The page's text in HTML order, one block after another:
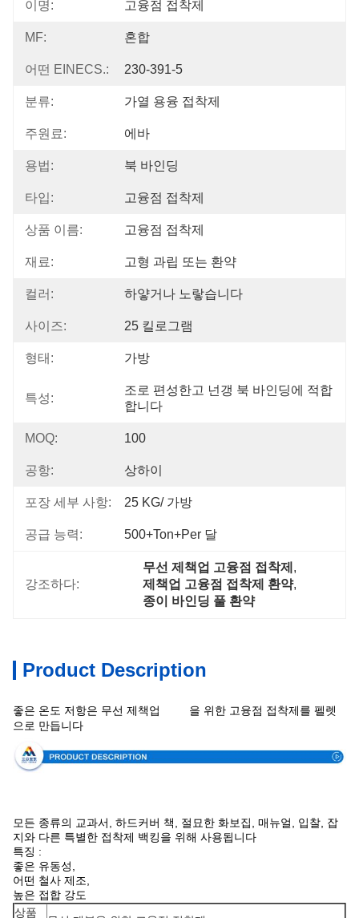
이명: 고융점 접착제
MF: 혼합
어떤 EINECS.: 230-391-5
분류: 가열 용융 접착제
주원료: 에바
용법: 북 바인딩
타입: 고융점 접착제
상품 이름: 고융점 접착제
재료: 고형 과립 또는 환약
컬러: 하얗거나 노랗습니다
사이즈: 25 킬로그램
형태: 가방
특성:
조로 편성한고 넌갱 북 바인딩에 적합
합니다
MOQ: 100
공항: 상하이
포장 세부 사항: 25 KG/ 가방
공급 능력: 500+Ton+per 달
강조하다:
무선 제책업 고융점 접착제 ,
제책업 고융점 접착제 환약,
종이 바인딩 풀 환약
Product Description
좋은 온도 저항은 무선 제책업
을 위한 고융점 접착제를 펠렛
으로 만듭니다
모든 종류의 교과서, 하드커버 책, 절묘한 화보집, 매뉴얼, 입찰, 잡
지와 다른 특별한 접착제 백킹을 위해 사용됩니다
특징 :
좋은 유동성,
어떤 철사 제조,
높은 접합 강도
상품